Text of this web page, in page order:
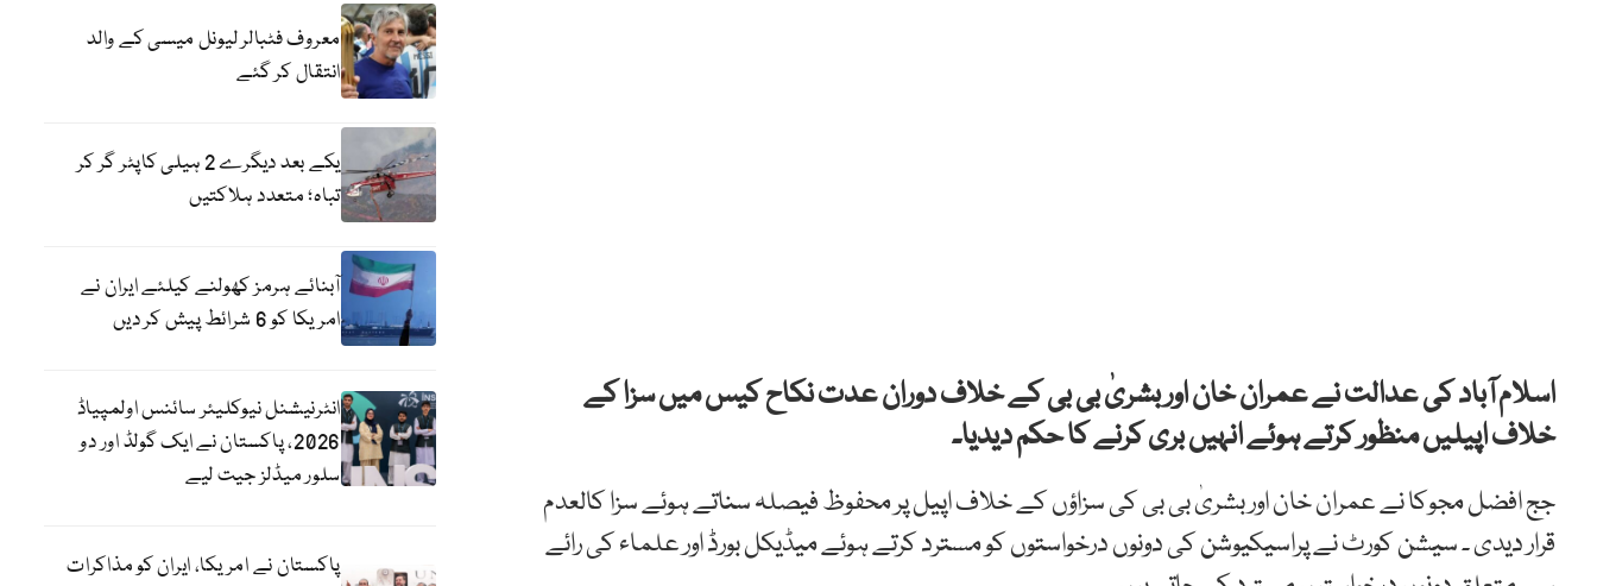
اسلام آباد کی عدالت نےعمران خان اور بشریٰ بی بی کے خلاف دوران عدت نکاح کیس میں سزا کے
خلاف اپیلیں منظور کرتے ہوئے انہیں بری کرنے کا حکم دیدیا۔
جج افضل مجوکا نے عمران خان اور بشریٰ بی بی کی سزاؤں کے خلاف اپیل پر محفوظ فیصلہ سناتے ہوئے سزا کالعدم
قرار دیدی ۔ سیشن کورٹ نے پراسیکیوشن کی دونوں درخواستوں کو مسترد کرتے ہوئے میڈیکل بورڈ اور علماء کی رائے
معروف فٹبالر لیونل میسی کے والد
انتقال کر گئے
یکے بعد دیگرے 2 ہیلی کاپٹر گر کر
تباہ؛ متعدد ہلاکتیں
آبنائے ہرمز کھولنے کیلئے ایران نے
امریکا کو 6 شرائط پیش کر دیں
انٹرنیشنل نیوکلیئر سائنس اولمپیاڈ
2026، پاکستان نے ایک گولڈ اور دو
سلور میڈلز جیت لیے
پاکستان نے امریکا، ایران کو مذاکرات